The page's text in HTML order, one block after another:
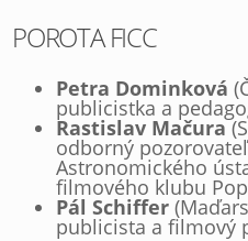
POROTA FICC
Petra Dominková
publicistka a
Rastislav Mačura
odborný
Astronomického
filmového klubu
Pál Schiffer
publicista a filmový